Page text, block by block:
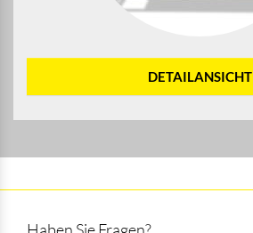
DETAILANSICHT